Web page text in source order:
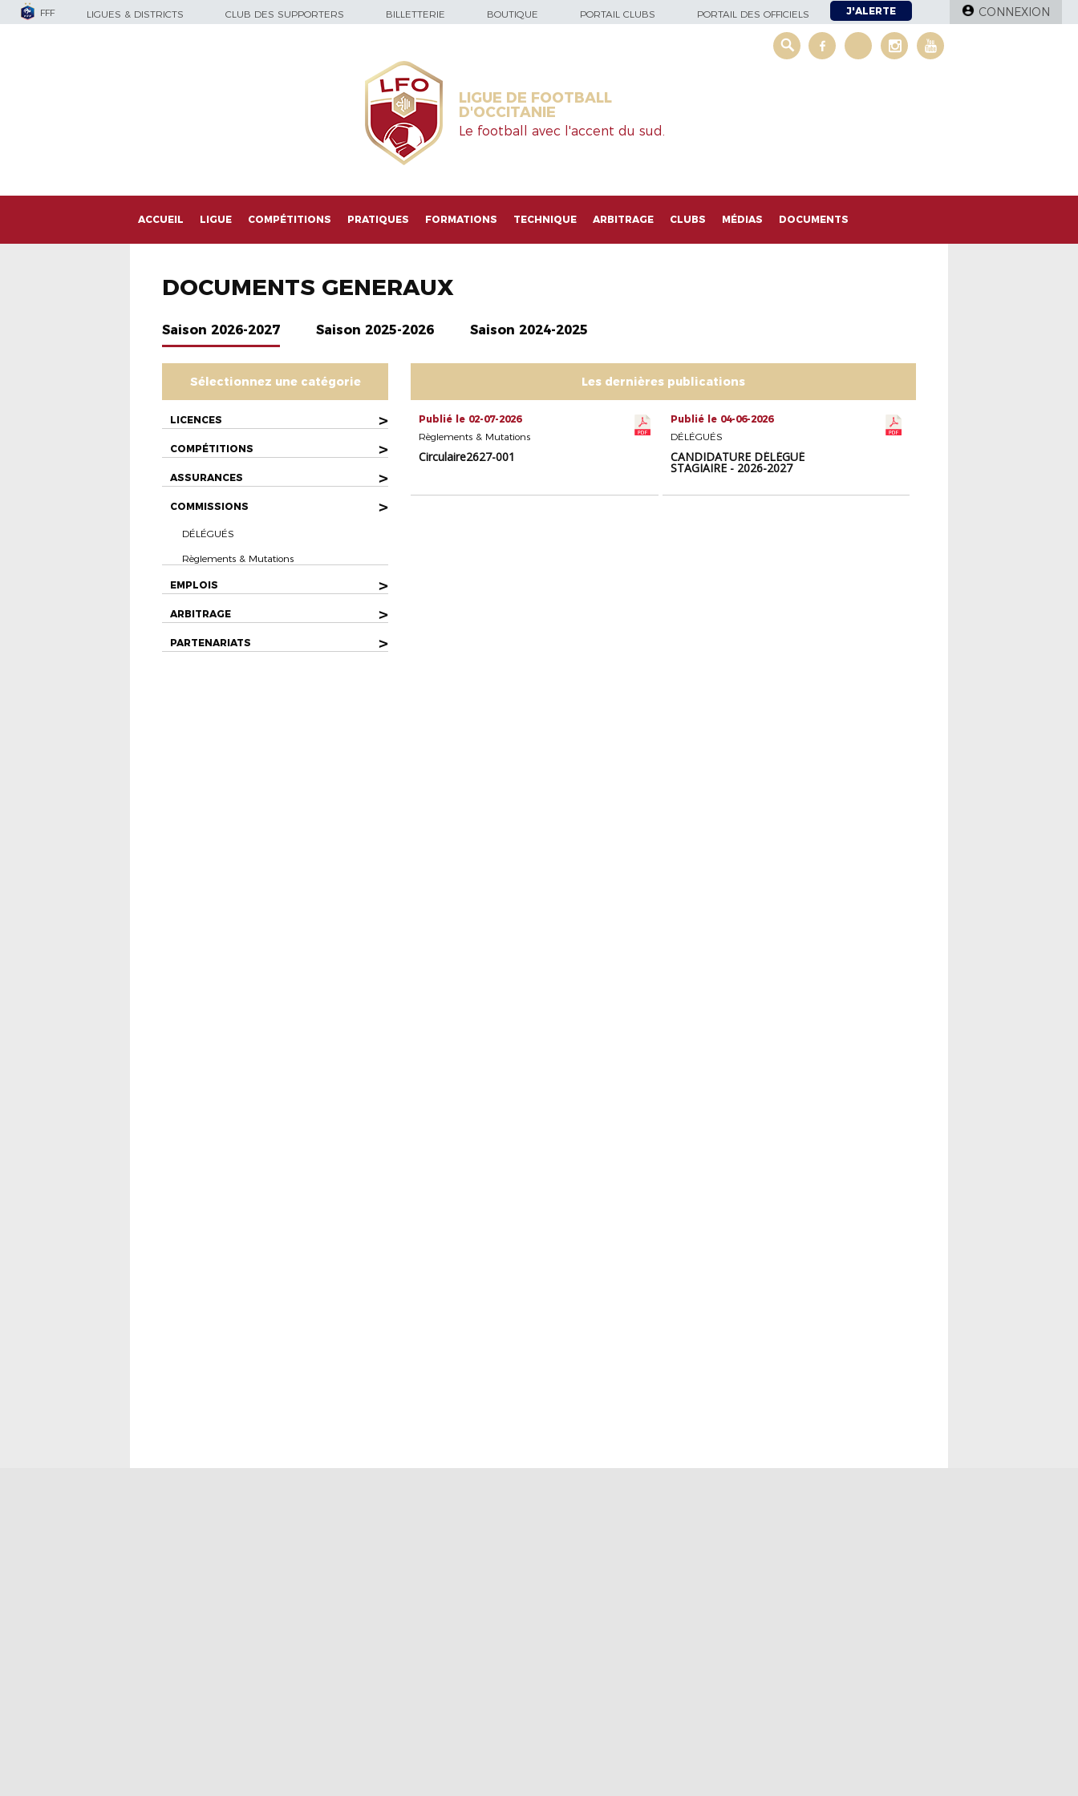
FFF LIGUES & DISTRICTS CLUB DES SUPPORTERS BILLETTERIE BOUTIQUE PORTAIL CLUBS PORTAIL DES OFFICIELS J'ALERTE CONNEXION
LIGUE DE FOOTBALL
D'OCCITANIE
Le football avec l'accent du sud.
ACCUEIL LIGUE COMPÉTITIONS PRATIQUES FORMATIONS TECHNIQUE ARBITRAGE CLUBS MÉDIAS DOCUMENTS
DOCUMENTS GENERAUX
Saison 2026-2027 Saison 2025-2026 Saison 2024-2025
Sélectionnez une catégorie
LICENCES >
COMPÉTITIONS >
ASSURANCES >
COMMISSIONS >
DÉLÉGUÉS
Règlements & Mutations
EMPLOIS >
ARBITRAGE >
PARTENARIATS >
Les dernières publications
Publié le 02-07-2026
Règlements & Mutations
Circulaire2627-001
Publié le 04-06-2026
DÉLÉGUÉS
CANDIDATURE DÉLÉGUÉ
STAGIAIRE - 2026-2027